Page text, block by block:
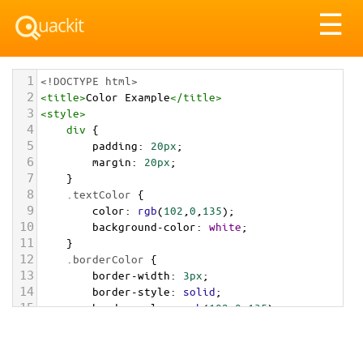
☰
1 <!DOCTYPE html>
2 <title>Color Example</title>
3 <style>
4 div {
5 padding: 20px;
6 margin: 20px;
7 }
8 .textColor {
9 color: rgb(102 0 135);
10 background-color: white;
11 }
12 .borderColor {
13 border-width: 3px;
14 border-style: solid;
15 border-color: rgb(102,0,135);